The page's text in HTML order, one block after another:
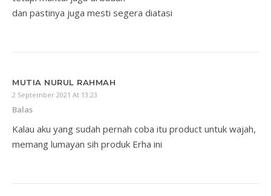
dan pastinya juga mesti segera diatasi
MUTIA NURUL RAHMAH
2 September 2021 At 13:23
Balas
Kalau aku yang sudah pernah coba itu product untuk wajah,
memang lumayan sih produk Erha ini